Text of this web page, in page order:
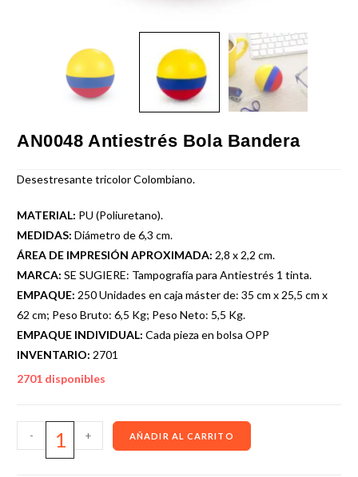
AN0048 Antiestrés Bola Bandera
Desestresante tricolor Colombiano.
MATERIAL: PU (Poliuretano).
MEDIDAS: Diámetro de 6,3 cm.
ÁREA DE IMPRESIÓN APROXIMADA: 2,8 x 2,2 cm.
MARCA: SE SUGIERE: Tampografía para Antiestrés 1 tinta.
EMPAQUE: 250 Unidades en caja máster de: 35 cm x 25,5 cm x
62 cm; Peso Bruto: 6,5 Kg; Peso Neto: 5,5 Kg.
EMPAQUE INDIVIDUAL: Cada pieza en bolsa OPP
INVENTARIO: 2701
2701 disponibles
- + AÑADIR AL CARRITO